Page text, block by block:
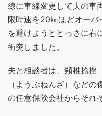
線に車線変更して夫の車
限時速を20㎞ほどオー
を避けようととっさに右
衝突しました。
夫と相談者は、頸椎捻挫
（ようぶねんざ）など
の任意保険会社からそれ